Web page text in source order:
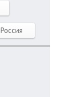
Россия